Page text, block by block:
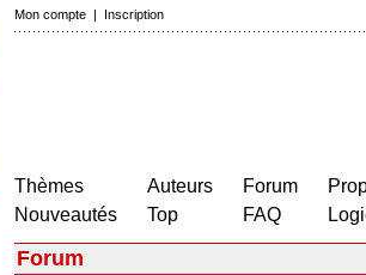
Mon compte | Inscription
Thèmes
Nouveautés
Auteurs
Top
Forum
FAQ
Forum